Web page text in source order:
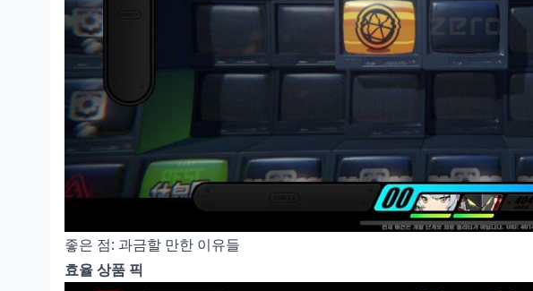
좋은 점: 과금할 만한 이유들
효율 상품 픽